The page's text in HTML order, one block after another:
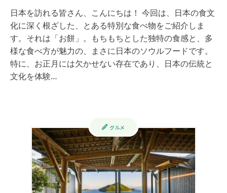
日本を訪れる皆さん、こんにちは！ 今回は、日本の食文
化に深く根ざした、とある特別な食べ物をご紹介しま
す。それは「お餅」。もちもちとした独特の食感と、多
様な食べ方が魅力の、まさに日本のソウルフードです。
特に、お正月には欠かせない存在であり、日本の伝統と
文化を体験…
グルメ